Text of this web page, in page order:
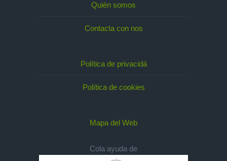
Quién somos
Contacta con nos
Política de privacidá
Política de cookies
Mapa del Web
Cola ayuda de